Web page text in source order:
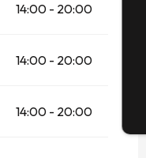
14:00 - 20:00
14:00 - 20:00
14:00 - 20:00